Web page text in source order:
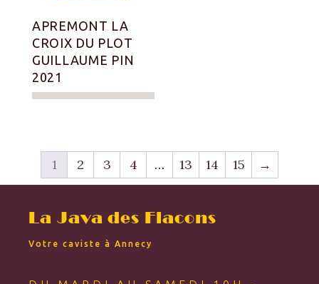
APREMONT LA
CROIX DU PLOT
GUILLAUME PIN
2021
1 2 3 4 … 13 14 15 →
La Java des Flacons
Votre caviste à Annecy